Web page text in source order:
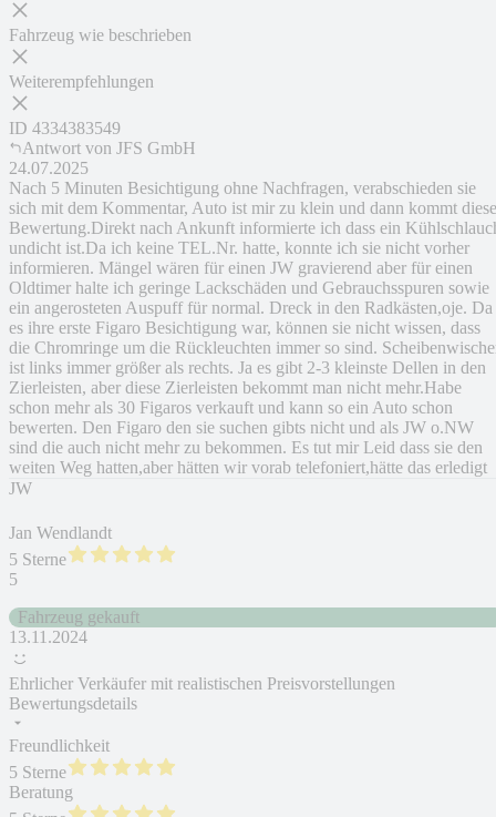
Fahrzeug wie beschrieben
Weiterempfehlungen
ID 4334383549
Antwort von JFS GmbH
24.07.2025
Nach 5 Minuten Besichtigung ohne Nachfragen, verabschieden sie
sich mit dem Kommentar, Auto ist mir zu klein und dann kommt diese
Bewertung.Direkt nach Ankunft informierte ich dass ein
undicht ist.Da ich keine TEL.Nr. hatte, konnte ich sie nicht vorher
informieren. Mängel wären für einen JW gravierend aber für einen
Oldtimer halte ich geringe Lackschäden und Gebrauchsspuren sowie
ein angerosteten Auspuff für normal. Dreck in den Radkästen,oje. Da
es ihre erste Figaro Besichtigung war, können sie nicht wissen, dass
die Chromringe um die Rückleuchten immer so sind.
ist links immer größer als rechts. Ja es gibt 2-3 kleinste Dellen in den
Zierleisten, aber diese Zierleisten bekommt man nicht mehr.Habe
schon mehr als 30 Figaros verkauft und kann so ein Auto schon
bewerten. Den Figaro den sie suchen gibts nicht und als JW o.NW
sind die auch nicht mehr zu bekommen. Es tut mir Leid dass sie den
weiten Weg hatten,aber hätten wir vorab telefoniert,hätte das erledigt
JW
Jan Wendlandt
5 Sterne
5
Fahrzeug gekauft
13.11.2024
Ehrlicher Verkäufer mit realistischen Preisvorstellungen
Bewertungsdetails
Freundlichkeit
5 Sterne
Beratung